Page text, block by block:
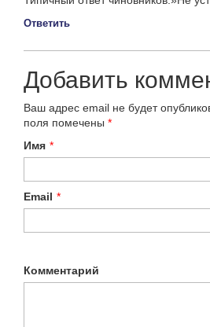
Ответить
Добавить
Ваш адрес email не будет
поля помечены *
Имя *
Email *
Комментарий